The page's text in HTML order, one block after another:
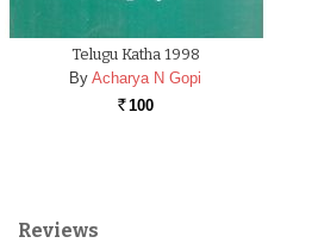
Telugu Katha 1998
By Acharya N Gopi
Rs. 100
Reviews